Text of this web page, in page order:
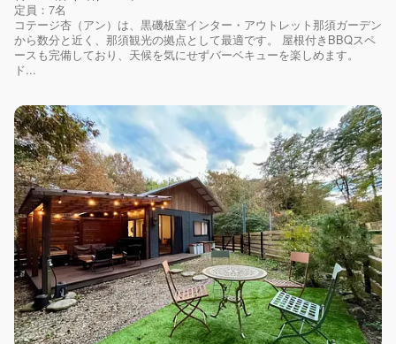
定員：7名
コテージ杏（アン）は、黒磯板室インター・アウトレット那須ガーデン
から数分と近く、那須観光の拠点として最適です。 屋根付きBBQスペ
ースも完備しており、天候を気にせずバーベキューを楽しめます。
ド...